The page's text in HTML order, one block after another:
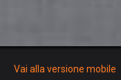
Vai alla versione mobile